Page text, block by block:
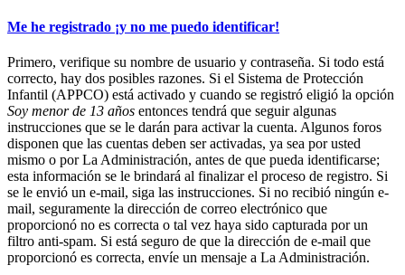
Me he registrado ¡y no me puedo identificar!
Primero, verifique su nombre de usuario y contraseña. Si todo está
correcto, hay dos posibles razones. Si el Sistema de Protección
Infantil (APPCO) está activado y cuando se registró eligió la opción
Soy menor de 13 años entonces tendrá que seguir algunas
instrucciones que se le darán para activar la cuenta. Algunos foros
disponen que las cuentas deben ser activadas, ya sea por usted
mismo o por La Administración, antes de que pueda identificarse;
esta información se le brindará al finalizar el proceso de registro. Si
se le envió un e-mail, siga las instrucciones. Si no recibió ningún e-
mail, seguramente la dirección de correo electrónico que
proporcionó no es correcta o tal vez haya sido capturada por un
filtro anti-spam. Si está seguro de que la dirección de e-mail que
proporcionó es correcta, envíe un mensaje a La Administración.